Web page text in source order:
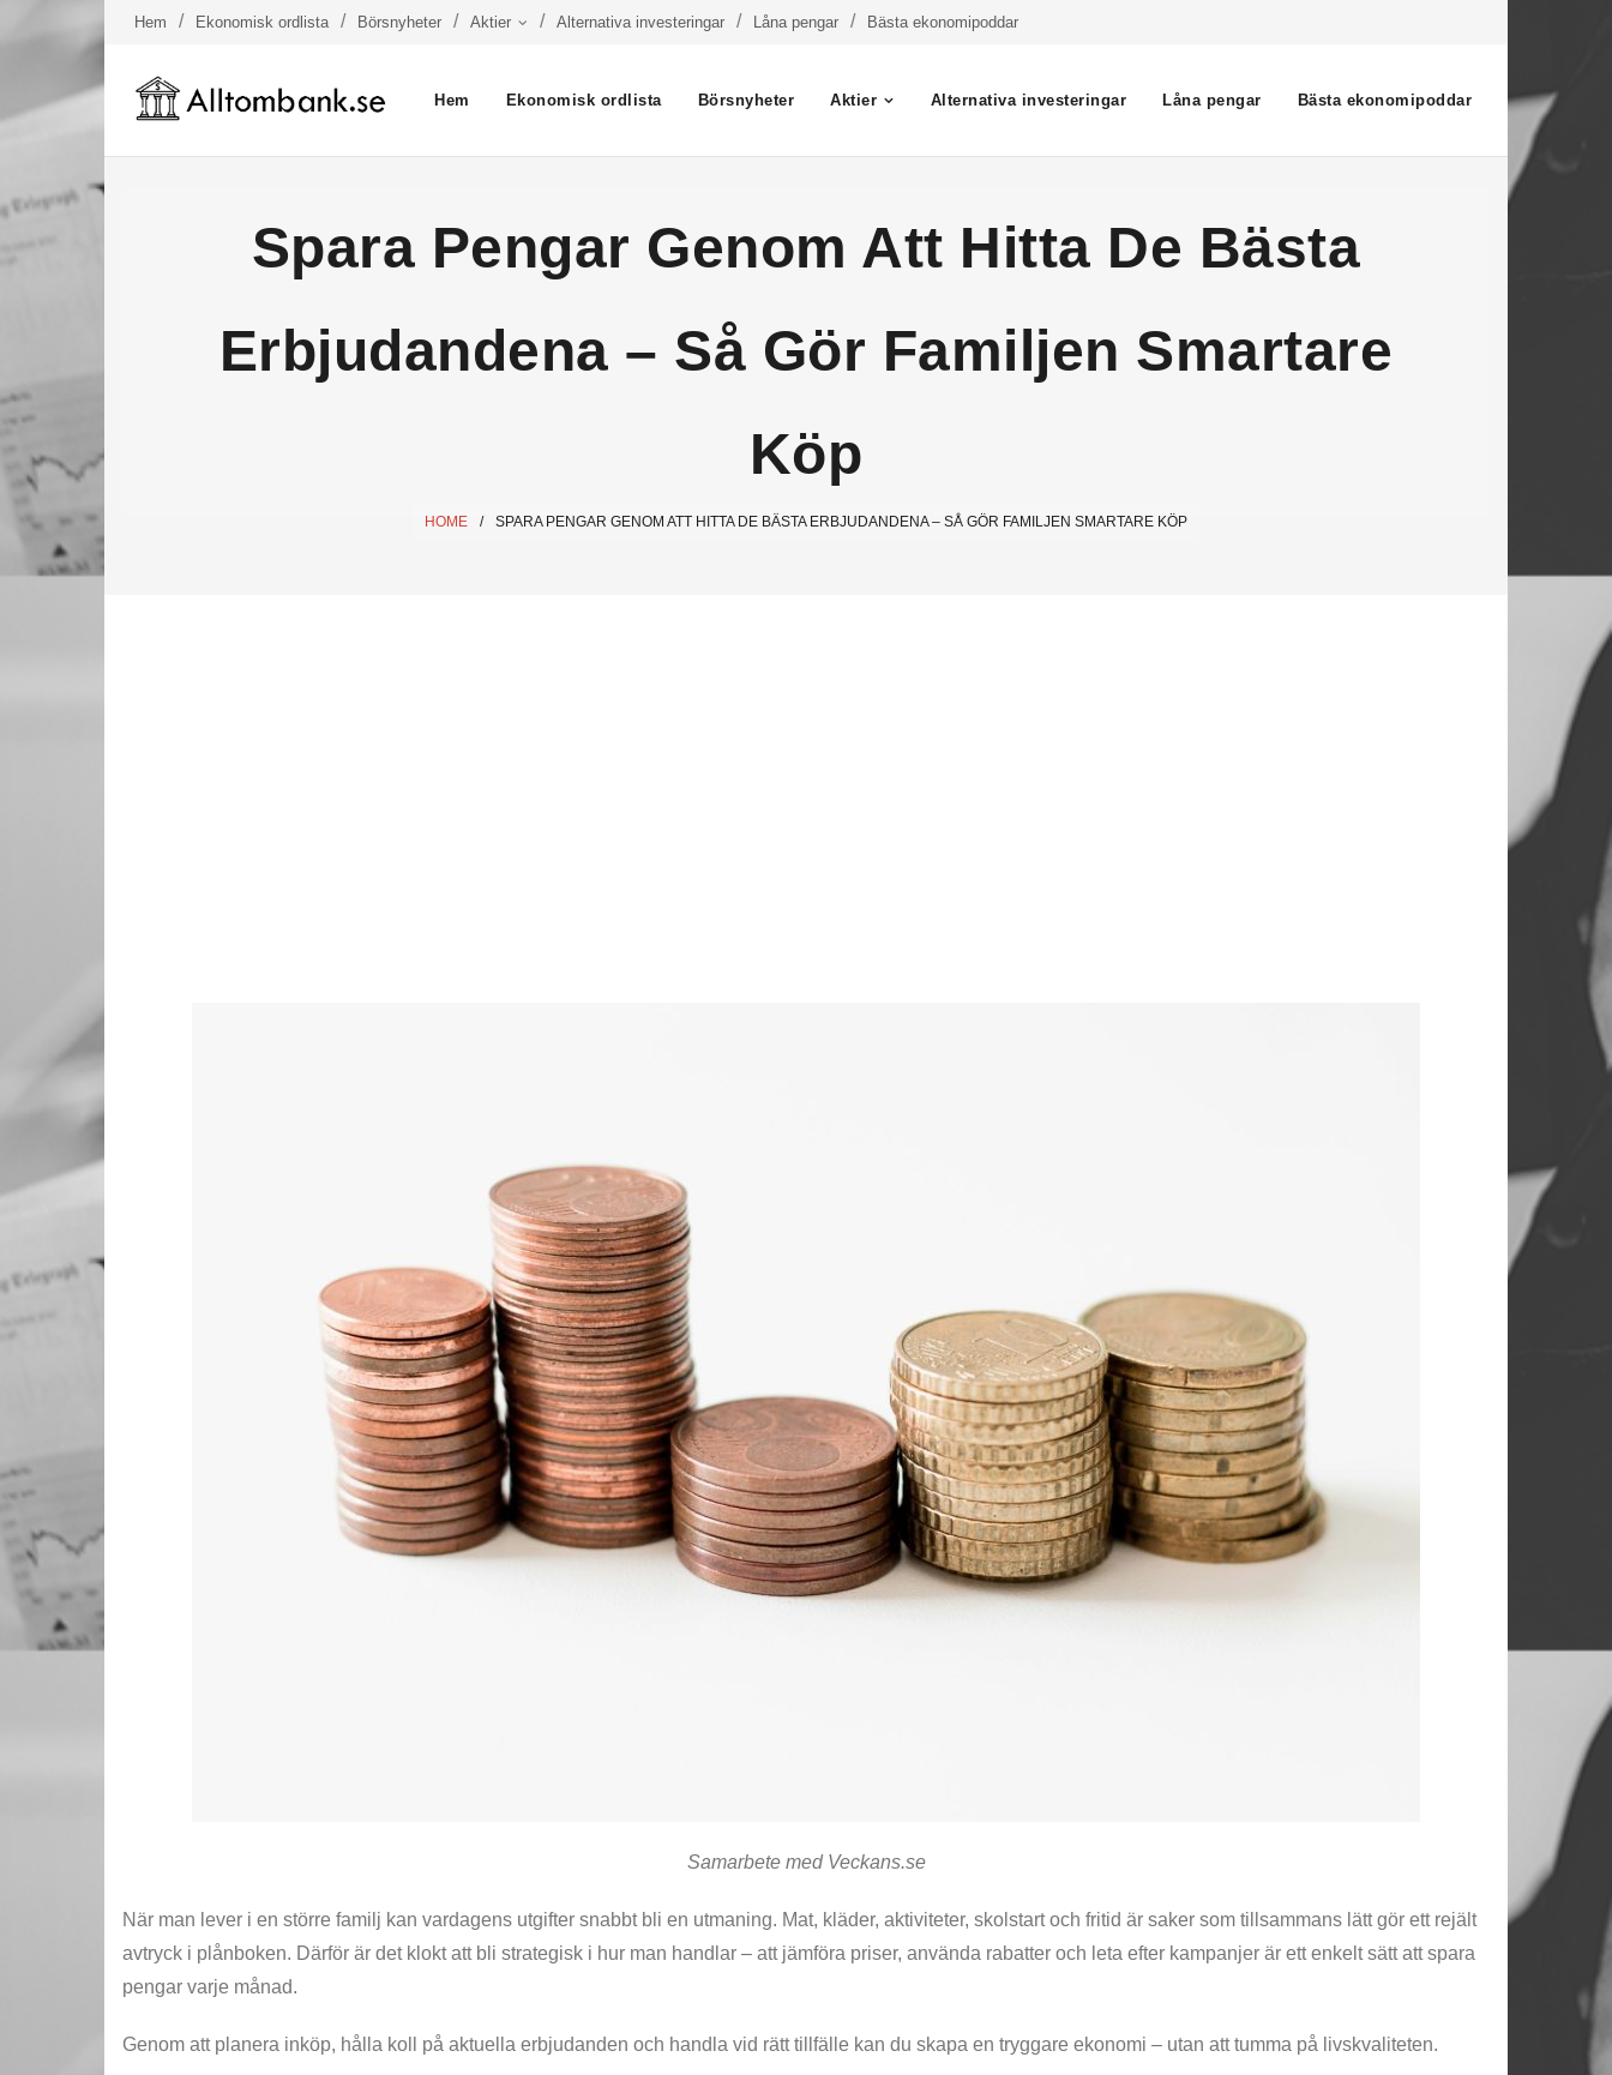
Hem Ekonomisk ordlista Börsnyheter Aktier Alternativa investeringar Låna pengar Bästa ekonomipoddar
Hem Ekonomisk ordlista Börsnyheter Aktier Alternativa investeringar Låna pengar Bästa ekonomipoddar
Spara Pengar Genom Att Hitta De Bästa
Erbjudandena – Så Gör Familjen Smartare
Köp
HOME / SPARA PENGAR GENOM ATT HITTA DE BÄSTA ERBJUDANDENA – SÅ GÖR FAMILJEN SMARTARE KÖP
Samarbete med Veckans.se
När man lever i en större familj kan vardagens utgifter snabbt bli en utmaning. Mat, kläder, aktiviteter, skolstart och fritid är saker som tillsammans lätt gör ett rejält
avtryck i plånboken. Därför är det klokt att bli strategisk i hur man handlar – att jämföra priser, använda rabatter och leta efter kampanjer är ett enkelt sätt att spara
pengar varje månad.
Genom att planera inköp, hålla koll på aktuella erbjudanden och handla vid rätt tillfälle kan du skapa en tryggare ekonomi – utan att tumma på livskvaliteten.